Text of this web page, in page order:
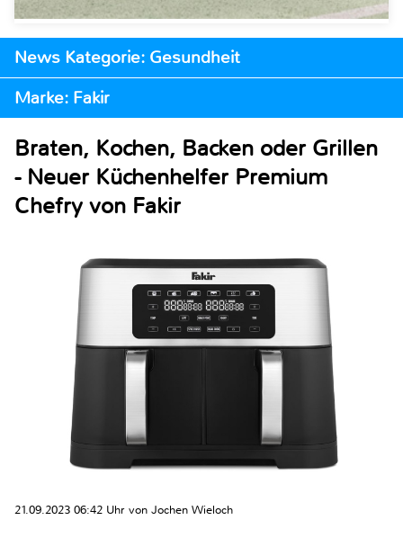
News Kategorie: Gesundheit
Marke: Fakir
Braten, Kochen, Backen oder Grillen
- Neuer Küchenhelfer Premium
Chefry von Fakir
21.09.2023 06:42 Uhr von Jochen Wieloch